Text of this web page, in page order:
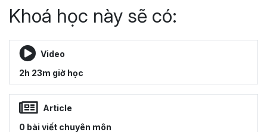
Khoá học này sẽ có:
Video
2h 23m giờ học
Article
0 bài viết chuyên môn